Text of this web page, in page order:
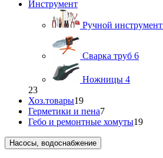
Инструмент
Ручной инструмент
Сварка труб 6
Ножницы 4
23
Хоз.товары19
Герметики и пена7
Гебо и ремонтные хомуты19
Насосы, водоснабжение